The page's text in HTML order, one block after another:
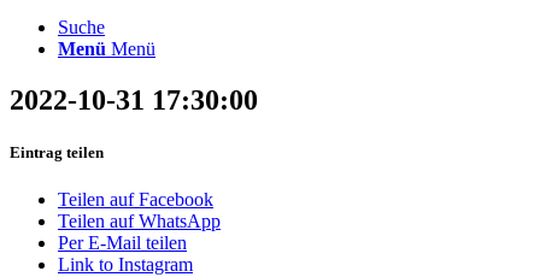
Suche
Menü Menü
2022-10-31 17:30:00
Eintrag teilen
Teilen auf Facebook
Teilen auf WhatsApp
Per E-Mail teilen
Link to Instagram